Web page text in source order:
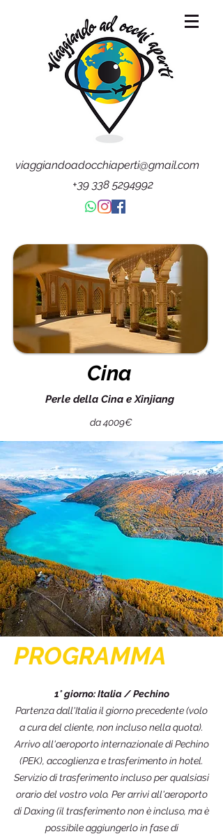
viaggiandoadocchiaperti@gmail.com
+39 338 5294992
Cina
Perle della Cina e Xinjiang
da 4009€
PROGRAMMA
1° giorno: Italia / Pechino
Partenza dall'Italia il giorno precedente (volo
a cura del cliente, non incluso nella quota).
Arrivo all'aeroporto internazionale di Pechino
(PEK), accoglienza e trasferimento in hotel.
Servizio di trasferimento incluso per qualsiasi
orario del vostro volo. Per arrivi all'aeroporto
di Daxing (il trasferimento non è incluso, ma è
possibile aggiungerlo in fase di